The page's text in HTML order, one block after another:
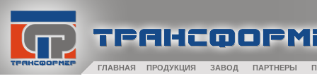
ГЛАВНАЯ ПРОДУКЦИЯ ЗАВОД ПАРТНЕРЫ